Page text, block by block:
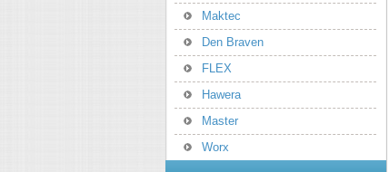
Maktec
Den Braven
FLEX
Hawera
Master
Worx